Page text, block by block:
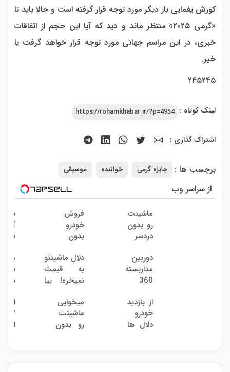
کورش یغمایی بار دیگر مورد توجه قرار گرفته است و حالا باید تا
«گرمی ۲۰۲۵» منتظر ماند و دید که آیا این حجم از اتفاقات
خبری، در این مراسم جهانی مورد توجه قرار خواهد گرفت یا
خیر.
۲۴۵۲۴۵
لینک کوتاه : https://rohamkhabar.ir/?p=4954
اشتراک گذاری :
برچسب ها : جایزه گرمی خواننده موسیقی
از سراسر وب
ماشینت
رو بدون
دردسر
| بدون
کمسیون
فروش
خودرو
بدون
بدون
با
38
دوربین
مداربسته
360
نصب
آسان و
راحت
دلال ماشینتو
به قیمت
نمیخره! بیا
قیمت
بفروش*فقط
خریدار
به
کننده
بدون
از بازدید
خودرو
دلال ها
میخوایی
ماشینت
رو بدون